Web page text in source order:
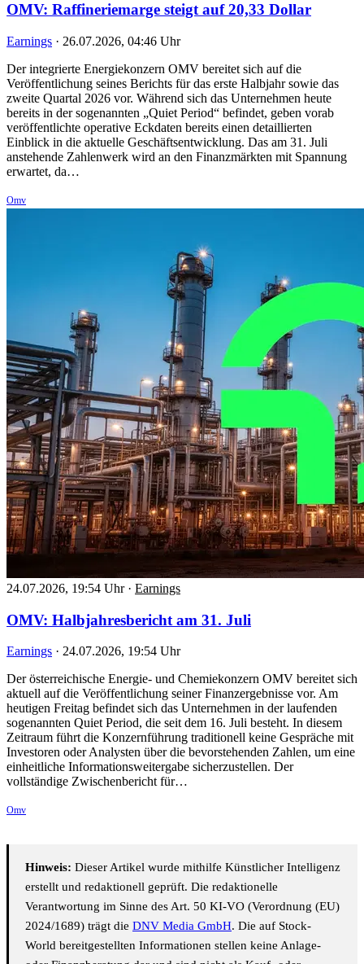
OMV: Raffineriemarge steigt auf 20,33 Dollar
Earnings · 26.07.2026, 04:46 Uhr
Der integrierte Energiekonzern OMV bereitet sich auf die
Veröffentlichung seines Berichts für das erste Halbjahr sowie das
zweite Quartal 2026 vor. Während sich das Unternehmen heute
bereits in der sogenannten „Quiet Period“ befindet, geben vorab
veröffentlichte operative Eckdaten bereits einen detaillierten
Einblick in die aktuelle Geschäftsentwicklung. Das am 31. Juli
anstehende Zahlenwerk wird an den Finanzmärkten mit Spannung
erwartet, da…
Omv
24.07.2026, 19:54 Uhr · Earnings
OMV: Halbjahresbericht am 31. Juli
Earnings · 24.07.2026, 19:54 Uhr
Der österreichische Energie- und Chemiekonzern OMV bereitet sich
aktuell auf die Veröffentlichung seiner Finanzergebnisse vor. Am
heutigen Freitag befindet sich das Unternehmen in der laufenden
sogenannten Quiet Period, die seit dem 16. Juli besteht. In diesem
Zeitraum führt die Konzernführung traditionell keine Gespräche mit
Investoren oder Analysten über die bevorstehenden Zahlen, um eine
einheitliche Informationsweitergabe sicherzustellen. Der
vollständige Zwischenbericht für…
Omv
Hinweis: Dieser Artikel wurde mithilfe Künstlicher Intelligenz
erstellt und redaktionell geprüft. Die redaktionelle
Verantwortung im Sinne des Art. 50 KI-VO (Verordnung (EU)
2024/1689) trägt die DNV Media GmbH. Die auf Stock-
World bereitgestellten Informationen stellen keine Anlage-